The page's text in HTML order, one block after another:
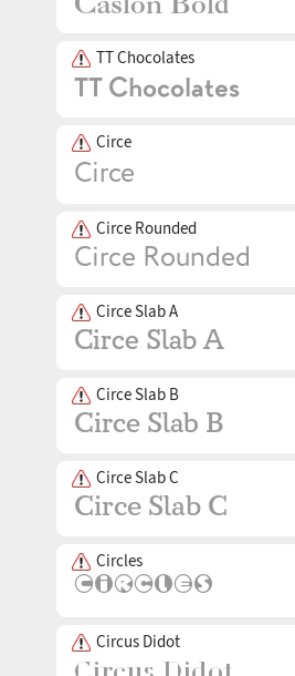
TT Chocolates
Circe
Circe Rounded
Circe Slab A
Circe Slab B
Circe Slab C
Circles
Circus Didot